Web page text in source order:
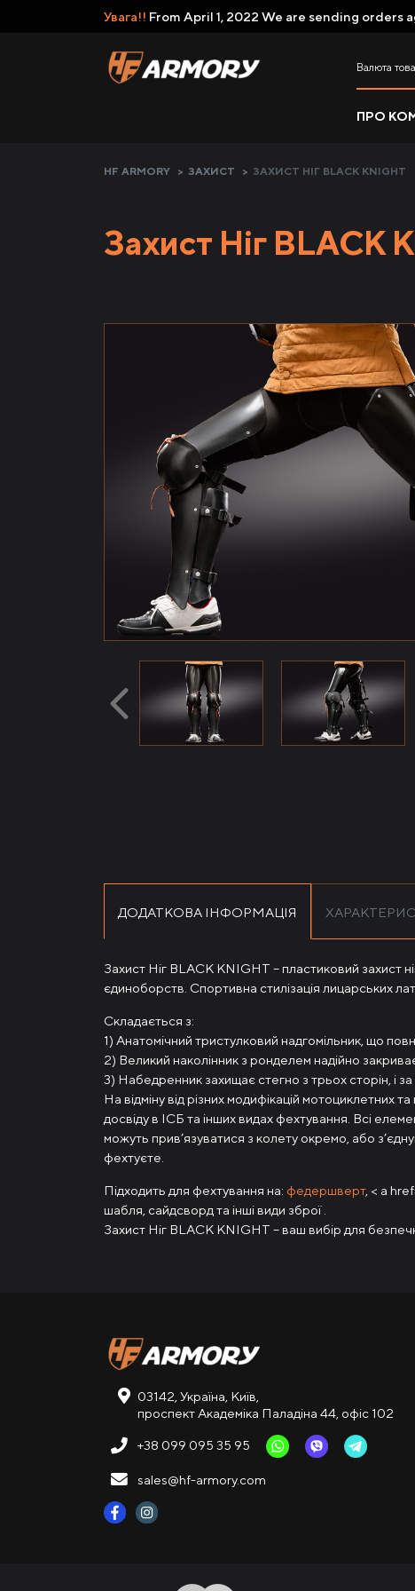
Увага!! From April 1, 2022 We are sending orders
Валюта
ПРО
HF ARMORY > ЗАХИСТ > ЗАХИСТ НІГ BLACK KNIGHT
Захист Ніг BLACK
ДОДАТКОВА ІНФОРМАЦІЯ
Захист Ніг BLACK KNIGHT – пластиковий захист
єдиноборств. Спортивна стилізація лицарських
Складається з:
1) Анатомічний тристулковий надгомільник, що
2) Великий наколінник з ронделем надійно
3) Набедренник захищає стегно з трьох сторін, і за
На відміну від різних модифікацій мотоциклетних
досвіду в ІСБ та інших видах фехтування. Всі
можуть прив’язуватися з колету окремо, або
фехтуєте.
Підходить для фехтування на: федершверт, < a
шабля, сайдсворд та інші види зброї .
Захист Ніг BLACK KNIGHT – ваш вибір для
03142, Україна, Київ,
проспект Академіка Паладіна 44, офіс 102
+38 099 095 35 95
sales@hf-armory.com